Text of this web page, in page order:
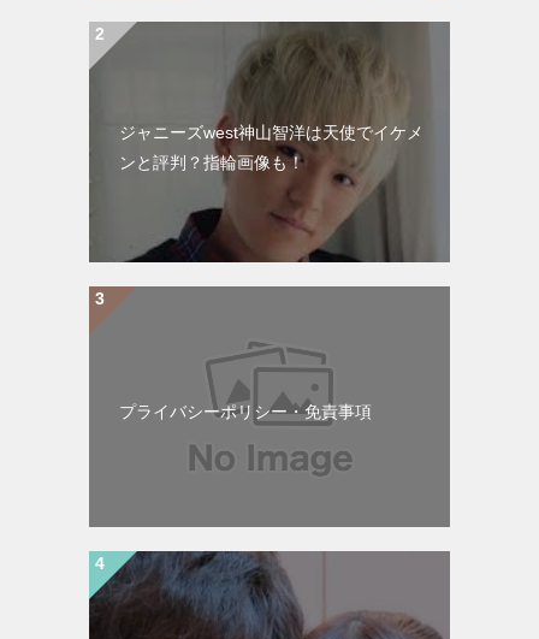
ジャニーズwest神山智洋は天使でイケメ
ンと評判？指輪画像も！
プライバシーポリシー・免責事項